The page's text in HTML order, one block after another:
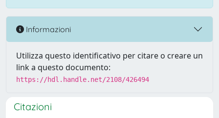
Informazioni
Utilizza questo identificativo per citare o creare un
link a questo documento:
https://hdl.handle.net/2108/426494
Citazioni